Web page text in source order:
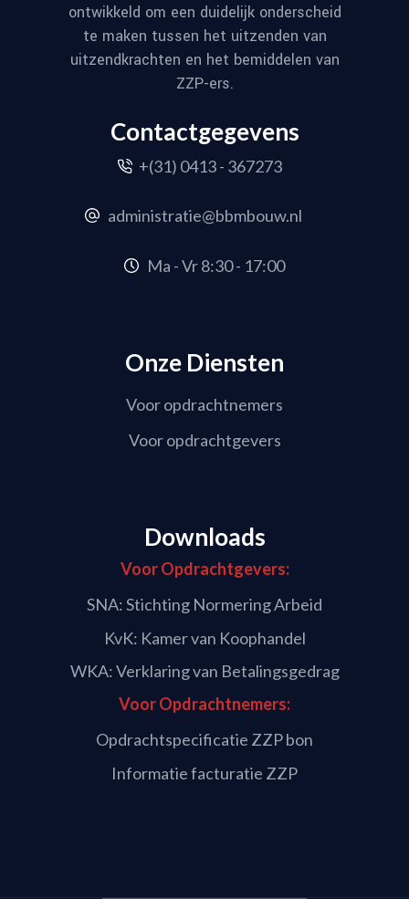
ontwikkeld om een duidelijk onderscheid
te maken tussen het uitzenden van
uitzendkrachten en het bemiddelen van
ZZP-ers.
Contactgegevens
+(31) 0413 - 367273
administratie@bbmbouw.nl
Ma - Vr 8:30 - 17:00
Onze Diensten
Voor opdrachtnemers
Voor opdrachtgevers
Downloads
Voor Opdrachtgevers:
SNA: Stichting Normering Arbeid
KvK: Kamer van Koophandel
WKA: Verklaring van Betalingsgedrag
Voor Opdrachtnemers:
Opdrachtspecificatie ZZP bon
Informatie facturatie ZZP